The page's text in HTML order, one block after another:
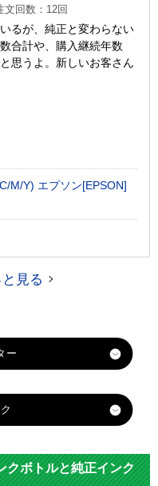
文回数：12回
るが、純正と変わらない
合計や、購入継続年数
思うよ。新しいお客さん
M/Y) エプソン[EPSON]
見る
ソン
クボトルと純正インク